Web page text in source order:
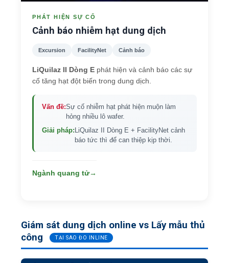
PHÁT HIỆN SỰ CỐ
Cảnh báo nhiễm hạt dung dịch
Excursion FacilityNet Cảnh báo
LiQuilaz II Dòng E phát hiện và cảnh báo các sự
cố tăng hạt đột biến trong dung dịch.
Vấn đề:Sự cố nhiễm hạt phát hiện muộn làm
hỏng nhiều lô wafer.
Giải pháp: LiQuilaz II Dòng E + FacilityNet cảnh
báo tức thì để can thiệp kịp thời.
Ngành quang tử→
Giám sát dung dịch online vs Lấy mẫu thủ
công
TẠI SAO ĐO INLINE